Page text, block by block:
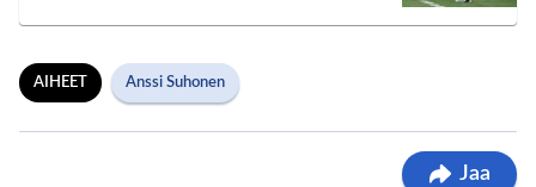
AIHEET Anssi Suhonen
Jaa